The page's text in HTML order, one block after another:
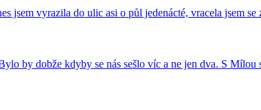
jsem vyrazila do ulic asi o půl jedenácté, vracela jsem
by dobže kdyby se nás sešlo víc a ne jen dva. S